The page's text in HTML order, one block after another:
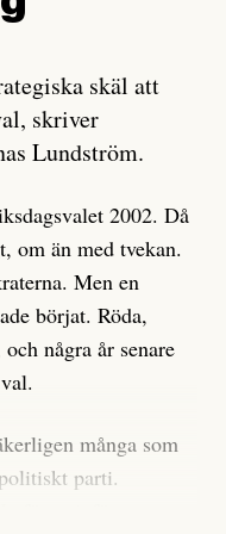
påstår, ”vad som
bidrar bara till
inte ett enda bevis
Det som läsaren
sina politiska åsikter
innehåll på sina
inte förstår sig
tydligen finns
säger saker som
på personen,
för att hänga ut
skäl att
skriver
Lundström.
2002. Då
om än med tvekan.
Men en
börjat. Röda,
några år senare
många som
parti.